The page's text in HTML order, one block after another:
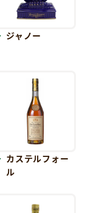
ジャノー
カステルフォー
ル